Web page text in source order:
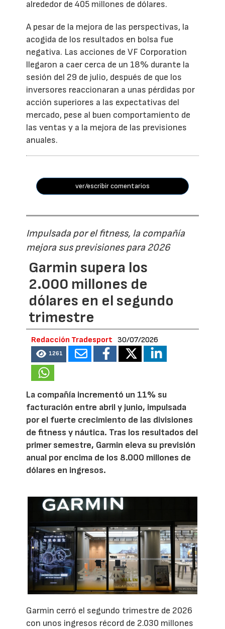
alrededor de 405 millones de dólares.
A pesar de la mejora de las perspectivas, la
acogida de los resultados en bolsa fue
negativa. Las acciones de VF Corporation
llegaron a caer cerca de un 18% durante la
sesión del 29 de julio, después de que los
inversores reaccionaran a unas pérdidas por
acción superiores a las expectativas del
mercado, pese al buen comportamiento de
las ventas y a la mejora de las previsiones
anuales.
ver/escribir comentarios
Impulsada por el fitness, la compañía
mejora sus previsiones para 2026
Garmin supera los
2.000 millones de
dólares en el segundo
trimestre
Redacción Tradesport 30/07/2026
1261
La compañía incrementó un 11% su
facturación entre abril y junio, impulsada
por el fuerte crecimiento de las divisiones
de fitness y náutica. Tras los resultados del
primer semestre, Garmin eleva su previsión
anual por encima de los 8.000 millones de
dólares en ingresos.
Garmin cerró el segundo trimestre de 2026
con unos ingresos récord de 2.030 millones